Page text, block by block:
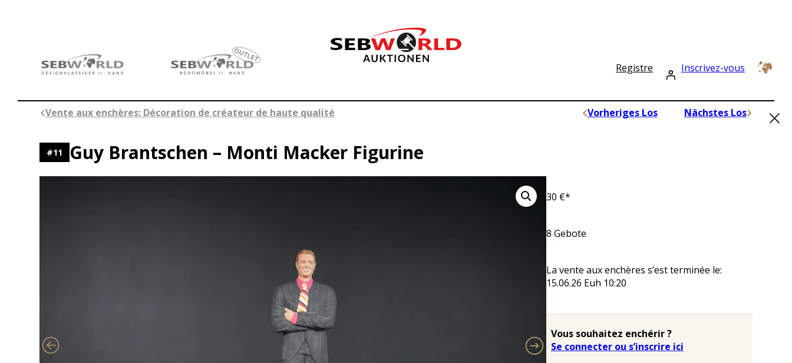
Registre Inscrivez-vous
Vente aux enchères: Décoration de créateur de haute qualité Vorheriges Los Nächstes Los
#11 Guy Brantschen – Monti Macker Figurine
30 €*
8 Gebote
La vente aux enchères s’est terminée le:
15.06.26 Euh 10:20
Vous souhaitez enchérir ?
Se connecter ou s’inscrire ici
×